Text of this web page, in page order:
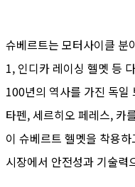
슈베르트는 모터사이클 분
1, 인디카 레이싱 헬멧 등
100년의 역사를 가진 독일
타펜, 세르히오 페레스, 카
이 슈베르트 헬멧을 착용
시장에서 안전성과 기술력